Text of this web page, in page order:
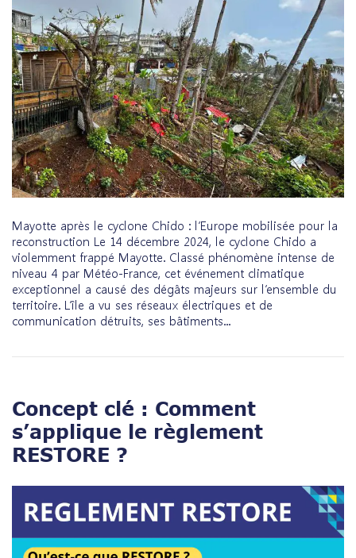
Mayotte après le cyclone Chido : l’Europe mobilisée pour la
reconstruction Le 14 décembre 2024, le cyclone Chido a
violemment frappé Mayotte. Classé phénomène intense de
niveau 4 par Météo-France, cet événement climatique
exceptionnel a causé des dégâts majeurs sur l’ensemble du
territoire. L’île a vu ses réseaux électriques et de
communication détruits, ses bâtiments...
Concept clé : Comment
s’applique le règlement
RESTORE ?
Open post